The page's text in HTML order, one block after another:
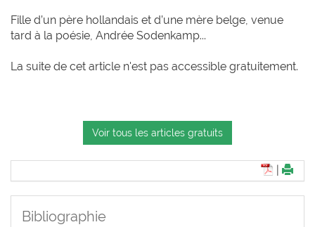
Fille d’un père hollandais et d’une mère belge, venue
tard à la poésie, Andrée Sodenkamp...
La suite de cet article n'est pas accessible gratuitement.
Voir tous les articles gratuits
Bibliographie